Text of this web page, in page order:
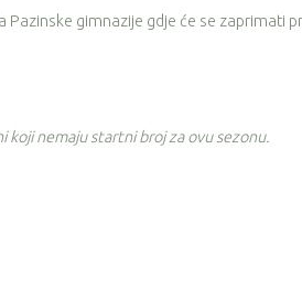
gimnazije gdje će se zaprimati
koji nemaju startni broj za ovu sezonu.